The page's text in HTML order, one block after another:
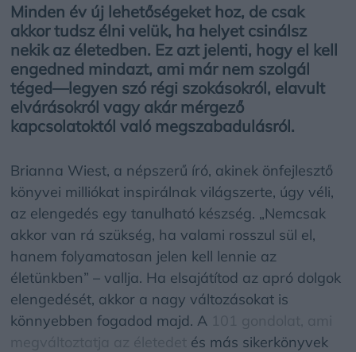
Minden év új lehetőségeket hoz, de csak
akkor tudsz élni velük, ha helyet csinálsz
nekik az életedben. Ez azt jelenti, hogy el kell
engedned mindazt, ami már nem szolgál
téged—legyen szó régi szokásokról, elavult
elvárásokról vagy akár mérgező
kapcsolatoktól való megszabadulásról.
Brianna Wiest, a népszerű író, akinek önfejlesztő
könyvei milliókat inspirálnak világszerte, úgy véli,
az elengedés egy tanulható készség. „Nemcsak
akkor van rá szükség, ha valami rosszul sül el,
hanem folyamatosan jelen kell lennie az
életünkben” – vallja. Ha elsajátítod az apró dolgok
elengedését, akkor a nagy változásokat is
könnyebben fogadod majd. A
és más sikerkönyvek